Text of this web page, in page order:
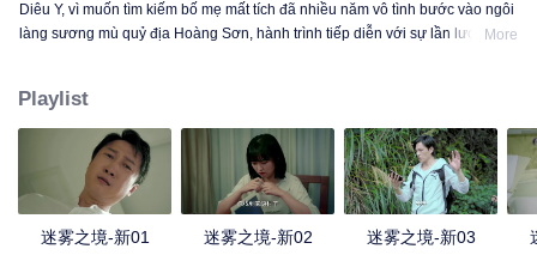
Diêu Y, vì muốn tìm kiếm bố mẹ mất tích đã nhiều năm vô tình bước vào ngôi
làng sương mù quỷ địa Hoàng Sơn, hành trình tiếp diễn với sự lần lượt mất
kể, và những người này gần như có liên quan đến việc mất tích khó hiểu quỷ
dị......
More
Playlist
迷雾之境-新01 迷雾之境-新02 迷雾之境-新03